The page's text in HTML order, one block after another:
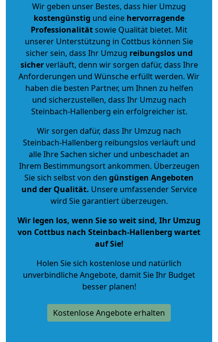
Wir geben unser Bestes, dass hier Umzug
kostengünstig und eine hervorragende
Professionalitätsowie Qualität bietet. Mit
unserer Unterstützung in Cottbus können Sie
sicher sein, dass Ihr Umzug reibungslos und
sicherverläuft, denn wir sorgen dafür, dass Ihre
Anforderungen und Wünsche erfüllt werden. Wir
haben die besten Partner, um Ihnen zu helfen
und sicherzustellen, dass Ihr Umzug nach
Steinbach-Hallenberg ein erfolgreicher ist.
Wir sorgen dafür, dass Ihr Umzug nach
Steinbach-Hallenberg reibungslos verläuft und
alle Ihre Sachen sicher und unbeschadet an
Ihrem Bestimmungsort ankommen. Überzeugen
Sie sich selbst von den günstigen Angeboten
und der Qualität. Unsere umfassender Service
wird Sie garantiert überzeugen.
Wir legen los, wenn Sie so weit sind, Ihr Umzug
von Cottbus nach Steinbach-Hallenberg wartet
auf Sie!
Holen Sie sich kostenlose und natürlich
unverbindliche Angebote, damit Sie Ihr Budget
besser planen!
Kostenlose Angebote erhalten